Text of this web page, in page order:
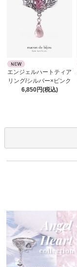
エンジェルハートティア
リング/シルバー×ピンク
6,850円(税込)